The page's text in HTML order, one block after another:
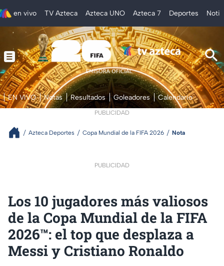
en vivo TV Azteca Azteca UNO Azteca 7 Deportes
EN VIVO Notas Resultados Goleadores Calendario
PUBLICIDAD
Azteca Deportes Copa Mundial de la FIFA 2026 Nota
PUBLICIDAD
Los 10 jugadores más valiosos
de la Copa Mundial de la FIFA
2026™: el top que desplaza a
Messi y Cristiano Ronaldo